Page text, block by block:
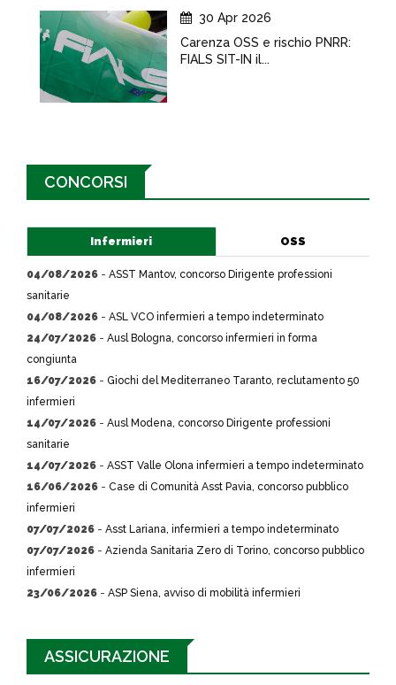
30 Apr 2026
Carenza OSS e rischio PNRR:
FIALS SIT-IN il...
CONCORSI
Infermieri OSS
04/08/2026 - ASST Mantov, concorso Dirigente professioni
sanitarie
04/08/2026 - ASL VCO infermieri a tempo indeterminato
24/07/2026 - Ausl Bologna, concorso infermieri in forma
congiunta
16/07/2026 - Giochi del Mediterraneo Taranto, reclutamento 50
infermieri
14/07/2026 - Ausl Modena, concorso Dirigente professioni
sanitarie
14/07/2026 - ASST Valle Olona infermieri a tempo indeterminato
16/06/2026 - Case di Comunità Asst Pavia, concorso pubblico
infermieri
07/07/2026 - Asst Lariana, infermieri a tempo indeterminato
07/07/2026 - Azienda Sanitaria Zero di Torino, concorso pubblico
infermieri
23/06/2026 - ASP Siena, avviso di mobilità infermieri
ASSICURAZIONE